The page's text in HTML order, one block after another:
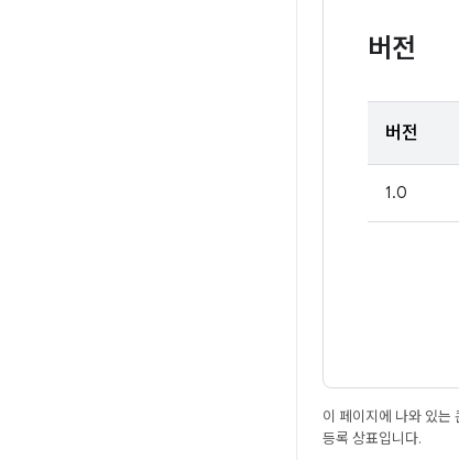
버전
버전
1.0
이 페이지에 나와 있는
등록 상표입니다.